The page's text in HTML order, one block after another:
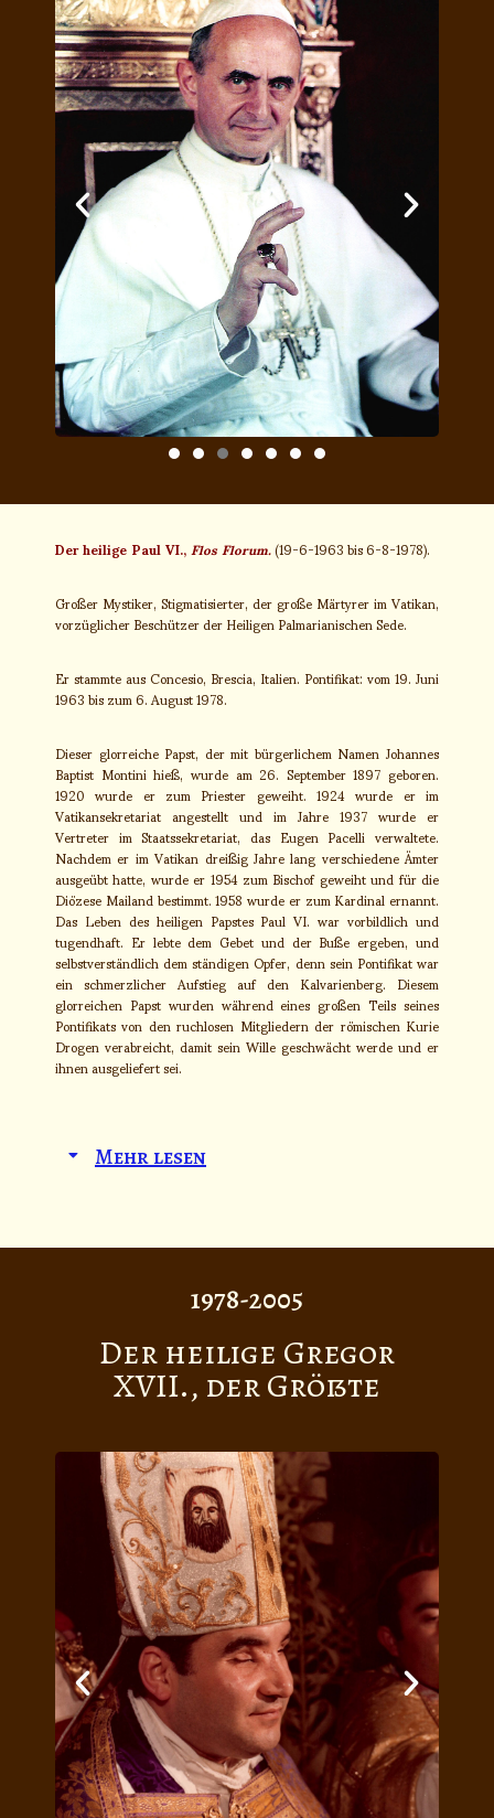
Der heilige Paul VI.,Flos Florum.(19-6-1963 bis 6-8-1978).
Großer Mystiker, Stigmatisierter, der große Märtyrer im Vatikan,
vorzüglicher Beschützer der Heiligen Palmarianischen Sede.
Er stammte aus Concesio, Brescia, Italien. Pontifikat: vom 19. Juni
1963 bis zum 6. August 1978.
Dieser glorreiche Papst, der mit bürgerlichem Namen Johannes
Baptist Montini hieß, wurde am 26. September 1897 geboren.
1920 wurde er zum Priester geweiht. 1924 wurde er im
Vatikansekretariat angestellt und im Jahre 1937 wurde er
Vertreter im Staatssekretariat, das Eugen Pacelli verwaltete.
Nachdem er im Vatikan dreißig Jahre lang verschiedene Ämter
ausgeübt hatte, wurde er 1954 zum Bischof geweiht und für die
Diözese Mailand bestimmt. 1958 wurde er zum Kardinal ernannt.
Das Leben des heiligen Papstes Paul VI. war vorbildlich und
tugendhaft. Er lebte dem Gebet und der Buße ergeben, und
selbstverständlich dem ständigen Opfer, denn sein Pontifikat war
ein schmerzlicher Aufstieg auf den Kalvarienberg. Diesem
glorreichen Papst wurden während eines großen Teils seines
Pontifikats von den ruchlosen Mitgliedern der römischen Kurie
Drogen verabreicht, damit sein Wille geschwächt werde und er
ihnen ausgeliefert sei.
Mehr lesen
1978-2005
Der heilige Gregor
XVII., der Größte